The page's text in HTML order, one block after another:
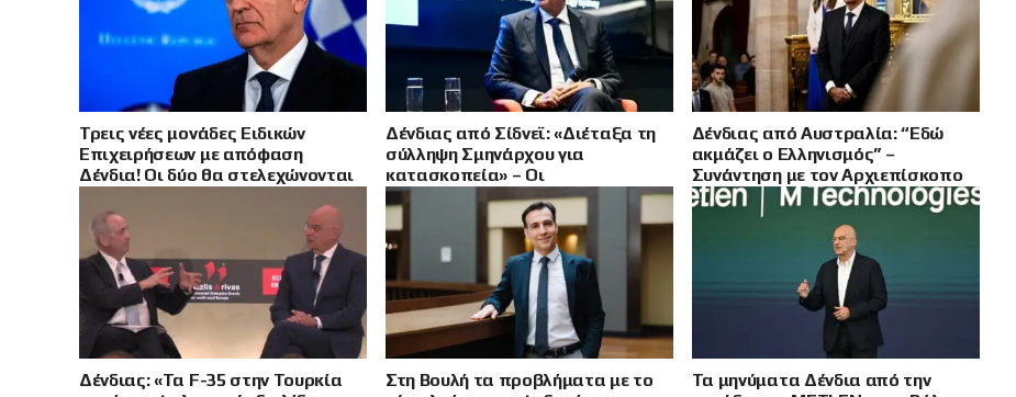
Τρεις νέες μονάδες Ειδικών
Επιχειρήσεων με απόφαση
Δένδια! Οι δύο θα στελεχώνονται
Δένδιας από Σίδνεϊ: «Διέταξα τη
σύλληψη Σμηνάρχου για
κατασκοπεία» – Οι
προειδοποιήσεις για Κίνα, Ρωσία
και Ιράν
Δένδιας από Αυστραλία: “Εδώ
ακμάζει ο Ελληνισμός” –
Συνάντηση με τον Αρχιεπίσκοπο
Αυστραλίας
Δένδιας: «Τα F-35 στην Τουρκία
Στη Βουλή τα προβλήματα με το
Τα μηνύματα Δένδια από την